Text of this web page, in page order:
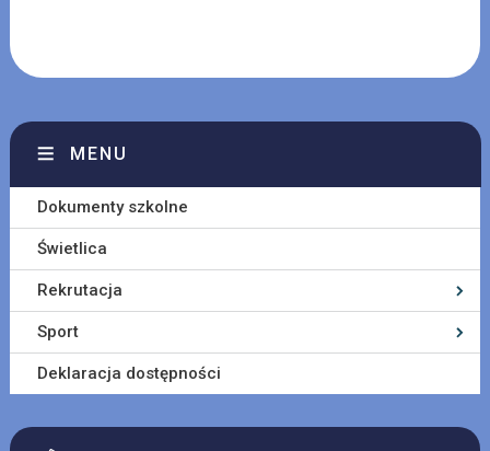
MENU
Dokumenty szkolne
Świetlica
Rekrutacja
Sport
Deklaracja dostępności